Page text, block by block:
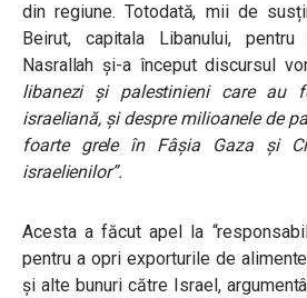
din regiune. Totodată, mii de
Beirut, capitala Libanului,
Nasrallah și-a început discursul
libanezi și palestinieni care au
israeliană, și despre milioanele de
foarte grele în Fâșia Gaza și
israelienilor”.
Acesta a făcut apel la
pentru a opri exporturile de
și alte bunuri către Israel,